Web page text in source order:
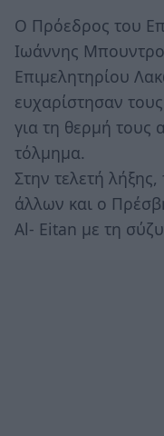
Ο Πρόεδρος του
Ιωάννης
Επιμελητηρίου
ευχαρίστησαν
για τη θερμή τους
τόλμημα.
Στην τελετή
άλλων και ο
Al- Eitan με τη